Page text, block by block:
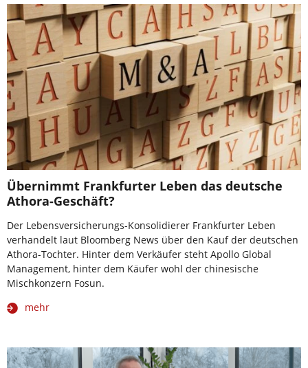
Übernimmt Frankfurter Leben das deutsche
Athora-Geschäft?
Der Lebensversicherungs-Konsolidierer Frankfurter Leben
verhandelt laut Bloomberg News über den Kauf der deutschen
Athora-Tochter. Hinter dem Verkäufer steht Apollo Global
Management, hinter dem Käufer wohl der chinesische
Mischkonzern Fosun.
mehr